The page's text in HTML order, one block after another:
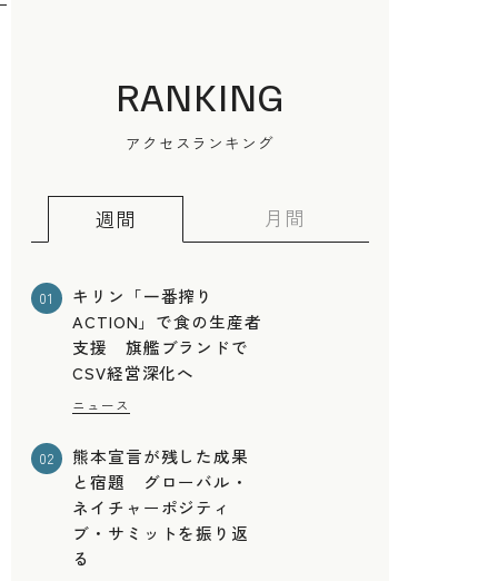
RANKING
アクセスランキング
週間 月間
01
キリン「一番搾り
ACTION」で食の生産者
支援 旗艦ブランドで
CSV経営深化へ
ニュース
02
熊本宣言が残した成果
と宿題 グローバル・
ネイチャーポジティ
ブ・サミットを振り返
る